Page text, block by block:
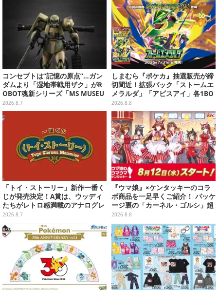
コンセプトは“記憶の原点”…ガン
ダムより「湿地帯戦用ザク」がR
OBOT魂新シリーズ「MS MUSEU
M」で商品化！博物館イメージの
ベースも注目
2026.8.7
しまむら『ポケカ』抽選販売が締
切間近！拡張パック「ストームエ
メラルダ」「アビスアイ」各1BO
Xをラインナップ
2026.8.8
「トイ・ストーリー」新作一番く
じが発売決定！A賞は、ウッディ
たちがレトロ感満載のアナログレ
コード上を走る姿で立体化
2026.8.7
『ウマ娘』×ケンタッキーのコラ
ボ商品を一足早くご紹介！ パッケ
ージ裏の「カーネル・ゴルシ」超
長文コラボ告知は必見、オリジナ
ル商品はガツンと来るにんにくが
美味しくて「全銀河☆ゴルゴルチ
キン化計画」の一部になる【実物
レポ】
2026.8.8